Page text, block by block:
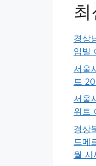
경상
임빌
서울
트
서울
위트
경상
드메
월 시